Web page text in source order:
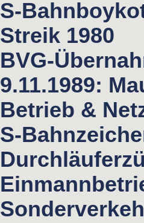
S-
Streik 1980
BVG-
9.11.1989:
Betrieb &
S-